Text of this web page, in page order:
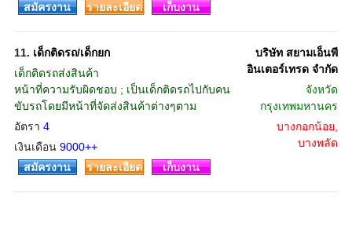
สมัครงาน
รายละเอียด เก็บงาน
11. เด็กติดรถ/เด็กยก
เด็กติดรถส่งสินค้า
หน้าที่ความรับผิดชอบ ; เป็นเด็กติดรถไปกับคน
ขับรถโดยมีหน้าที่จัดส่งสินค้าต่างๆตาม
อัตรา 4
เงินเดือน 9000++
บริษัท สยามเอ็นพี
อินเตอร์เทรด จำกัด
จังหวัด
กรุงเทพมหานคร
บางกอกน้อย,
บางพลัด
สมัครงาน
รายละเอียด เก็บงาน